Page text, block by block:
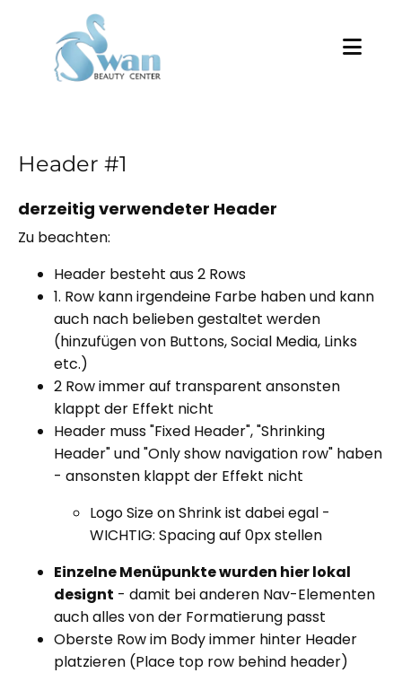
Header #1
derzeitig verwendeter Header
Zu beachten:
Header besteht aus 2 Rows
1. Row kann irgendeine Farbe haben und kann
auch nach belieben gestaltet werden
(hinzufügen von Buttons, Social Media, Links
etc.)
2 Row immer auf transparent ansonsten
klappt der Effekt nicht
Header muss "Fixed Header", "Shrinking
Header" und "Only show navigation row" haben
- ansonsten klappt der Effekt nicht
Logo Size on Shrink ist dabei egal -
WICHTIG: Spacing auf 0px stellen
Einzelne Menüpunkte wurden hier lokal
designt - damit bei anderen Nav-Elementen
auch alles von der Formatierung passt
Oberste Row im Body immer hinter Header
platzieren (Place top row behind header)